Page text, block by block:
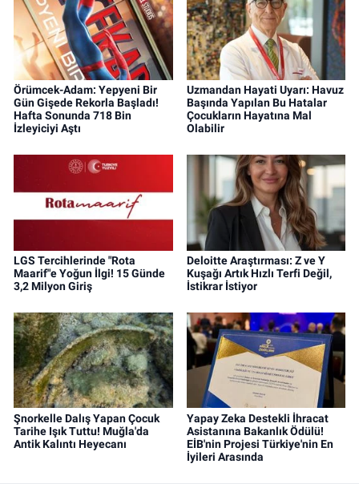
Örümcek-Adam: Yepyeni Bir
Gün Gişede Rekorla Başladı!
Hafta Sonunda 718 Bin
İzleyiciyi Aştı
Uzmandan Hayati Uyarı: Havuz
Başında Yapılan Bu Hatalar
Çocukların Hayatına Mal
Olabilir
LGS Tercihlerinde "Rota
Maarif"e Yoğun İlgi! 15 Günde
3,2 Milyon Giriş
Deloitte Araştırması: Z ve Y
Kuşağı Artık Hızlı Terfi Değil,
İstikrar İstiyor
Şnorkelle Dalış Yapan Çocuk
Tarihe Işık Tuttu! Muğla'da
Antik Kalıntı Heyecanı
Yapay Zeka Destekli İhracat
Asistanına Bakanlık Ödülü!
EİB'nin Projesi Türkiye'nin En
İyileri Arasında